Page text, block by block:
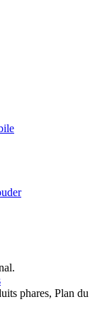
phares, Plan du